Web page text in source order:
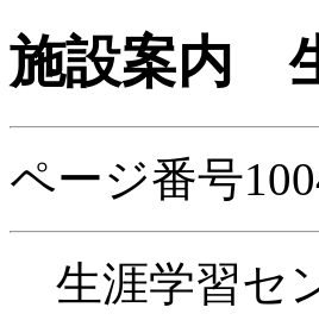
施設案内
ページ番号
生涯学習セ